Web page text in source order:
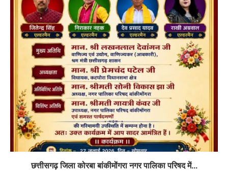
छत्तीसगढ़ जिला कोरबा बांकीमोंगरा नगर पालिका परिषद में...